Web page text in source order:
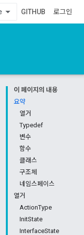
GITHUB 로그인
이 페이지의 내용
요약
열거
Typedef
변수
함수
클래스
구조체
네임스페이스
열거
ActionType
InitState
InterfaceState